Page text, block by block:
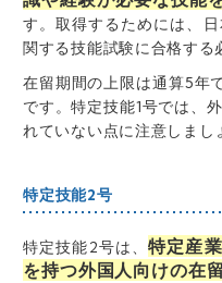
す。取得するためには、
関する技能試験に合格する
在留期間の上限は通算5年
です。特定技能1号では、
れていない点に注意しまし
特定技能2号
特定技能2号は、特定産
を持つ外国人向けの在